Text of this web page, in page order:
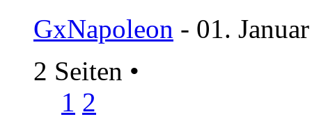
GxNapoleon - 01.
2 Seiten •
1 2